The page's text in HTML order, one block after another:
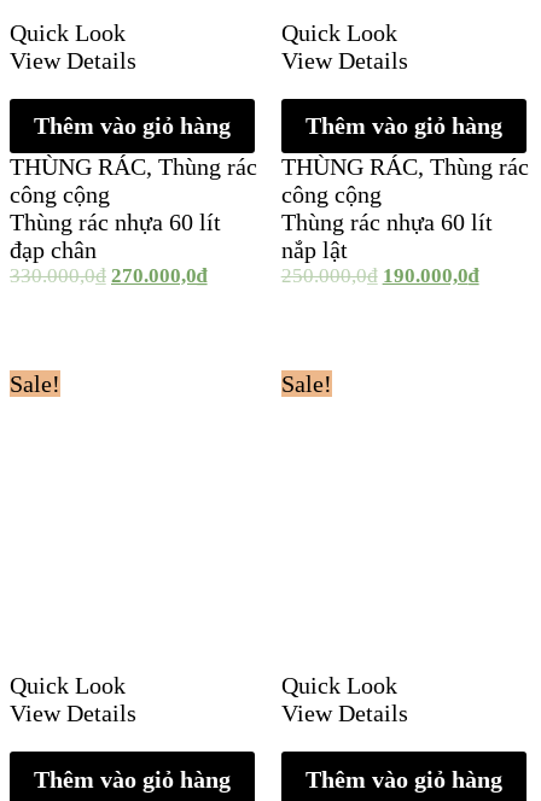
Quick Look
View Details
Thêm vào giỏ hàng
THÙNG RÁC, Thùng rác
công cộng
Thùng rác nhựa 60 lít
đạp chân
330.000,0₫ 270.000,0₫
Quick Look
View Details
Thêm vào giỏ hàng
THÙNG RÁC, Thùng rác
công cộng
Thùng rác nhựa 60 lít
nắp lật
250.000,0₫ 190.000,0₫
Sale!
Quick Look
View Details
Thêm vào giỏ hàng
Sale!
Quick Look
View Details
Thêm vào giỏ hàng